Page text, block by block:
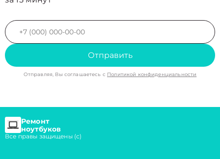
Отправить
Отправляя, Вы соглашаетесь с Политикой конфиденциальности
Ремонт
ноутбуков
Все правы защищены (с)